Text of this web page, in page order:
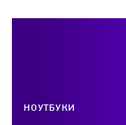
НОУТБУКИ